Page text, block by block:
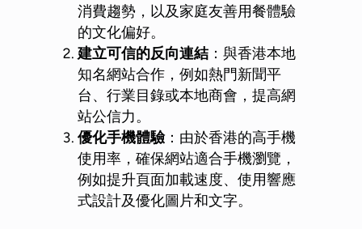
消費趨勢，以及家庭友善用餐體驗
的文化偏好。
建立可信的反向連結 ：與香港本地
知名網站合作，例如熱門新聞平
台、行業目錄或本地商會，提高網
站公信力。
優化手機體驗：由於香港的高手機
使用率，確保網站適合手機瀏覽，
例如提升頁面加載速度、使用響應
式設計及優化圖片和文字。